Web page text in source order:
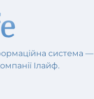
система —
Ілайф.